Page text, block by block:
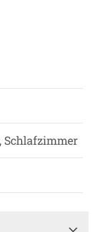
Schlafzimmer